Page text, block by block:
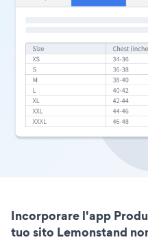
Incorporare l'app
tuo sito Lemonstand